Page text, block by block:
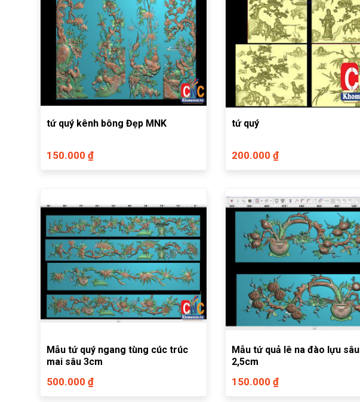
tứ quý kênh bông Đẹp MNK
150.000 ₫
tứ quý
200.000 ₫
Mẫu tứ quý ngang tùng cúc trúc
mai sâu 3cm
500.000 ₫
Mẫu tứ quả lê na đào lựu sâu
2,5cm
150.000 ₫